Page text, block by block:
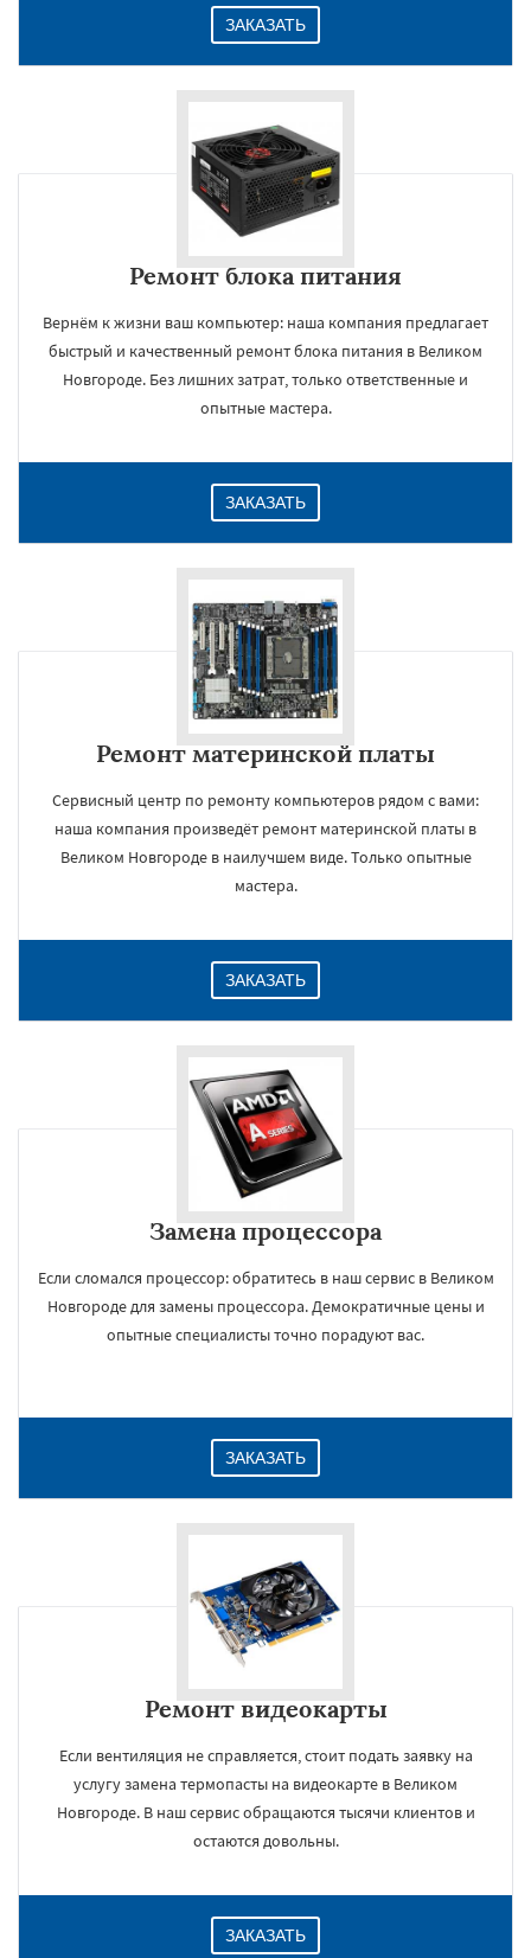
ЗАКАЗАТЬ
Ремонт блока питания
Вернём к жизни ваш компьютер: наша компания предлагает
быстрый и качественный ремонт блока питания в Великом
Новгороде. Без лишних затрат, только ответственные и
опытные мастера.
ЗАКАЗАТЬ
Ремонт материнской платы
Сервисный центр по ремонту компьютеров рядом с вами:
наша компания произведёт ремонт материнской платы в
Великом Новгороде в наилучшем виде. Только опытные
мастера.
ЗАКАЗАТЬ
Замена процессора
Если сломался процессор: обратитесь в наш сервис в Великом
Новгороде для замены процессора. Демократичные цены и
опытные специалисты точно порадуют вас.
ЗАКАЗАТЬ
Ремонт видеокарты
Если вентиляция не справляется, стоит подать заявку на
услугу замена термопасты на видеокарте в Великом
Новгороде. В наш сервис обращаются тысячи клиентов и
остаются довольны.
ЗАКАЗАТЬ